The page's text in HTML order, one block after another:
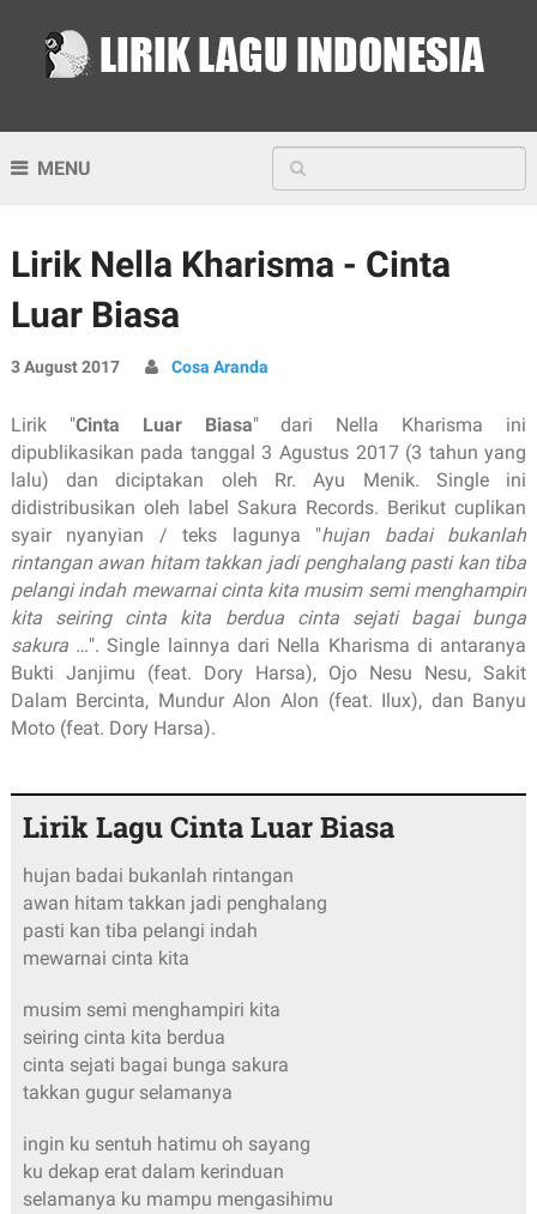
MENU
Lirik Nella Kharisma - Cinta
Luar Biasa
3 August 2017 Cosa Aranda
Lirik "Cinta Luar Biasa" dari Nella Kharisma ini
dipublikasikan pada tanggal 3 Agustus 2017 (3 tahun yang
lalu) dan diciptakan oleh Rr. Ayu Menik. Single ini
didistribusikan oleh label Sakura Records. Berikut cuplikan
syair nyanyian / teks lagunya "hujan badai bukanlah
rintangan awan hitam takkan jadi penghalang pasti kan tiba
pelangi indah mewarnai cinta kita musim semi menghampiri
kita seiring cinta kita berdua cinta sejati bagai bunga
sakura …". Single lainnya dari Nella Kharisma di antaranya
Bukti Janjimu (feat. Dory Harsa), Ojo Nesu Nesu, Sakit
Dalam Bercinta, Mundur Alon Alon (feat. Ilux), dan Banyu
Moto (feat. Dory Harsa).
Lirik Lagu Cinta Luar Biasa
hujan badai bukanlah rintangan
awan hitam takkan jadi penghalang
pasti kan tiba pelangi indah
mewarnai cinta kita
musim semi menghampiri kita
seiring cinta kita berdua
cinta sejati bagai bunga sakura
takkan gugur selamanya
ingin ku sentuh hatimu oh sayang
ku dekap erat dalam kerinduan
selamanya ku mampu mengasihimu